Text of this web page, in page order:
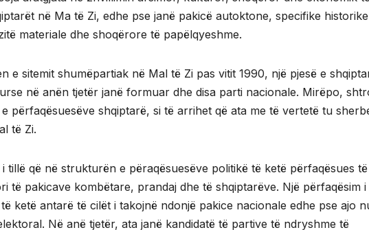
në Ma të Zi, edhe pse janë pakicë autoktone, specifike
materiale dhe shoqërore të papëlqyeshme.
e sitemit shumëpartiak në Mal të Zi pas vitit 1990, një pjesë e
në anën tjetër janë formuar dhe disa parti nacionale. Mirëpo,
përfaqësuesëve shqiptarë, si të arrihet që ata me të vertetë tu
të Zi.
tillë që në strukturën e përaqësuesëve politikë të ketë përfaqësues
të pakicave kombëtare, prandaj dhe të shqiptarëve. Një përfaqësim i
ketë antarë të cilët i takojnë ndonjë pakice nacionale edhe pse ajo
Në anë tjetër, ata janë kandidatë të partive të ndryshme të